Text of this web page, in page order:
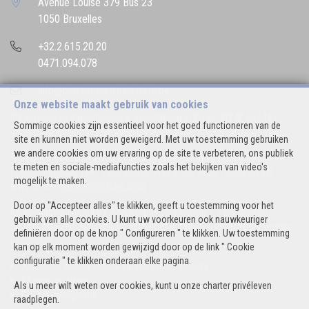
Onze website maakt gebruik van cookies
Sommige cookies zijn essentieel voor het goed functioneren van de
site en kunnen niet worden geweigerd. Met uw toestemming gebruiken
we andere cookies om uw ervaring op de site te verbeteren, ons publiek
te meten en sociale-mediafuncties zoals het bekijken van video's
mogelijk te maken.
Door op "Accepteer alles" te klikken, geeft u toestemming voor het
gebruik van alle cookies. U kunt uw voorkeuren ook nauwkeuriger
definiëren door op de knop " Configureren " te klikken. Uw toestemming
kan op elk moment worden gewijzigd door op de link " Cookie
configuratie " te klikken onderaan elke pagina.
Als u meer wilt weten over cookies, kunt u onze charter privéleven
raadplegen.
1050 Bruxelles
+32.2.615.20.20
0471.094.078
info@bettencourtrealestate.be
Ondernemingsnummer : BTW BE 0544.346.974
Toezichthoudende Autoriteit : Beroepinstituut van Vastgoedmakelaars
Luxemburgstraat, 16B - 1000 Brussel (+32 2 505 38 50 - info@biv.be) -
www.biv.be-Deontologische code
BA en borgstelling via NV AXA Belgium, Troonplein 1, 1000 Brussel
(polisnr. 730.390.160) Dekking geldt voor activiteiten die in België worden
uitgevoerd
Algemene gebruiksvoorwaarden van de website
Charter privéleven
Cookie configuratie